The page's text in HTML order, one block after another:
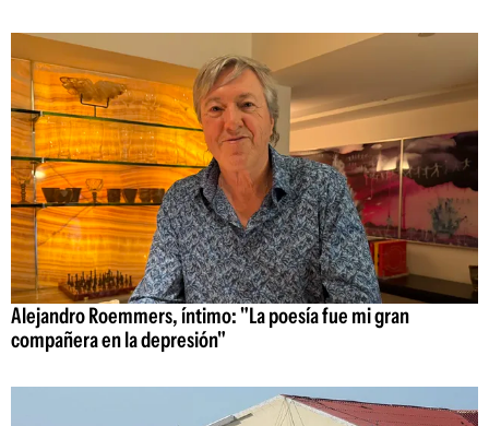
Alejandro Roemmers, íntimo: "La poesía fue mi gran
compañera en la depresión"